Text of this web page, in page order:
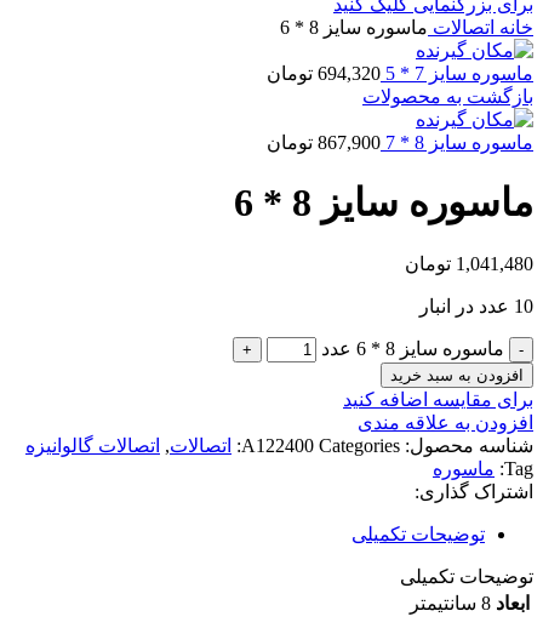
برای بزرگنمایی کلیک کنید
خانه اتصالات ماسوره سایز 8 * 6
ماسوره سایز 7 * 5 694,320 تومان
بازگشت به محصولات
ماسوره سایز 8 * 7 867,900 تومان
ماسوره سایز 8 * 6
1,041,480 تومان
10 عدد در انبار
ماسوره سایز 8 * 6 عدد
افزودن به سبد خرید
برای مقایسه اضافه کنید
افزودن به علاقه مندی
شناسه محصول:
A122400 Categories: اتصالات, اتصالات گالوانیزه
Tag: ماسوره
اشتراک گذاری:
توضیحات تکمیلی
توضیحات تکمیلی
ابعاد 8 سانتیمتر